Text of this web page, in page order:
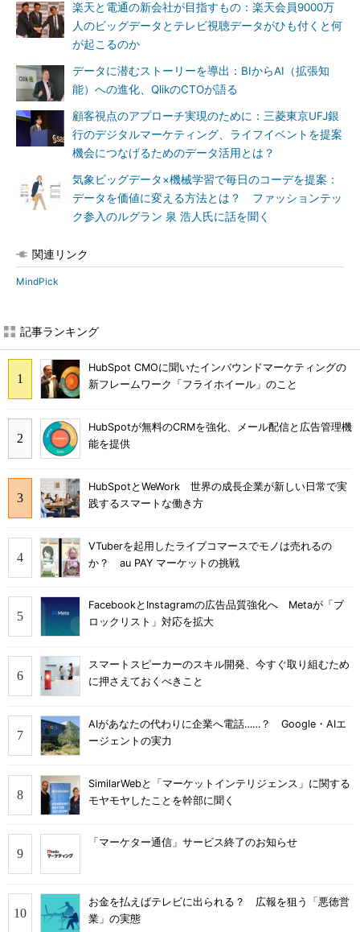
楽天と電通の新会社が目指すもの：楽天会員9000万
人のビッグデータとテレビ視聴データがひも付くと何
が起こるのか
データに潜むストーリーを導出：BIからAI（拡張知
能）への進化、QlikのCTOが語る
顧客視点のアプローチ実現のために：三菱東京UFJ銀
行のデジタルマーケティング、ライフイベントを提案
機会につなげるためのデータ活用とは？
気象ビッグデータ×機械学習で毎日のコーデを提案：
データを価値に変える方法とは？ ファッションテッ
ク参入のルグラン 泉 浩人氏に話を聞く
関連リンク
MindPick
記事ランキング
HubSpot CMOに聞いたインバウンドマーケティングの
新フレームワーク「フライホイール」のこと
HubSpotが無料のCRMを強化、メール配信と広告管理機
能を提供
HubSpotとWeWork 世界の成長企業が新しい日常で実
践するスマートな働き方
VTuberを起用したライブコマースでモノは売れるの
か？ au PAY マーケットの挑戦
FacebookとInstagramの広告品質強化へ Metaが「ブ
ロックリスト」対応を拡大
スマートスピーカーのスキル開発、今すぐ取り組むため
に押さえておくべきこと
AIがあなたの代わりに企業へ電話……？ Google・AIエ
ージェントの実力
SimilarWebと「マーケットインテリジェンス」に関する
モヤモヤしたことを幹部に聞く
「マーケター通信」サービス終了のお知らせ
お金を払えばテレビに出られる？ 広報を狙う「悪徳営
業」の実態